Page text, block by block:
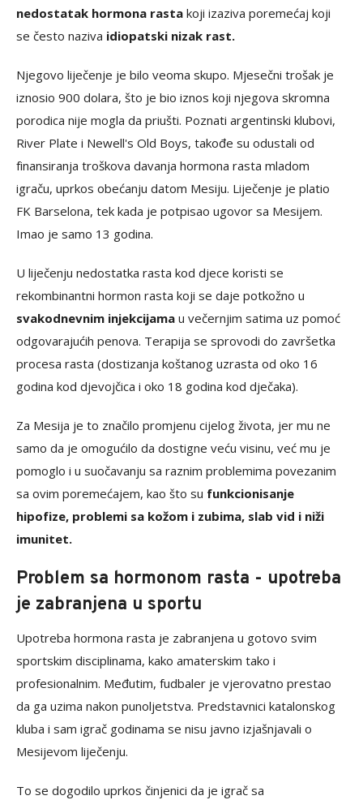
nedostatak hormona rasta koji izaziva poremećaj koji
se često naziva idiopatski nizak rast.
Njegovo liječenje je bilo veoma skupo. Mjesečni trošak je
iznosio 900 dolara, što je bio iznos koji njegova skromna
porodica nije mogla da priušti. Poznati argentinski klubovi,
River Plate i Newell's Old Boys, takođe su odustali od
finansiranja troškova davanja hormona rasta mladom
igraču, uprkos obećanju datom Mesiju. Liječenje je platio
FK Barselona, tek kada je potpisao ugovor sa Mesijem.
Imao je samo 13 godina.
U liječenju nedostatka rasta kod djece koristi se
rekombinantni hormon rasta koji se daje potkožno u
svakodnevnim injekcijama u večernjim satima uz pomoć
odgovarajućih penova. Terapija se sprovodi do završetka
procesa rasta (dostizanja koštanog uzrasta od oko 16
godina kod djevojčica i oko 18 godina kod dječaka).
Za Mesija je to značilo promjenu cijelog života, jer mu ne
samo da je omogućilo da dostigne veću visinu, već mu je
pomoglo i u suočavanju sa raznim problemima povezanim
sa ovim poremećajem, kao što su funkcionisanje
hipofize, problemi sa kožom i zubima, slab vid i niži
imunitet.
Problem sa hormonom rasta - upotreba
je zabranjena u sportu
Upotreba hormona rasta je zabranjena u gotovo svim
sportskim disciplinama, kako amaterskim tako i
profesionalnim. Međutim, fudbaler je vjerovatno prestao
da ga uzima nakon punoljetstva. Predstavnici katalonskog
kluba i sam igrač godinama se nisu javno izjašnjavali o
Mesijevom liječenju.
To se dogodilo uprkos činjenici da je igrač sa